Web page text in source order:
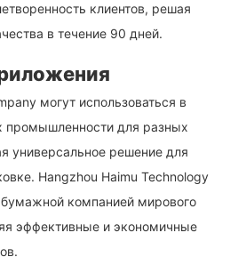
клиентов, решая
в течение 90 дней.
могут использоваться в
промышленности для разных
универсальное решение для
Hangzhou Haimu Technology
компанией мирового
эффективные и экономичные